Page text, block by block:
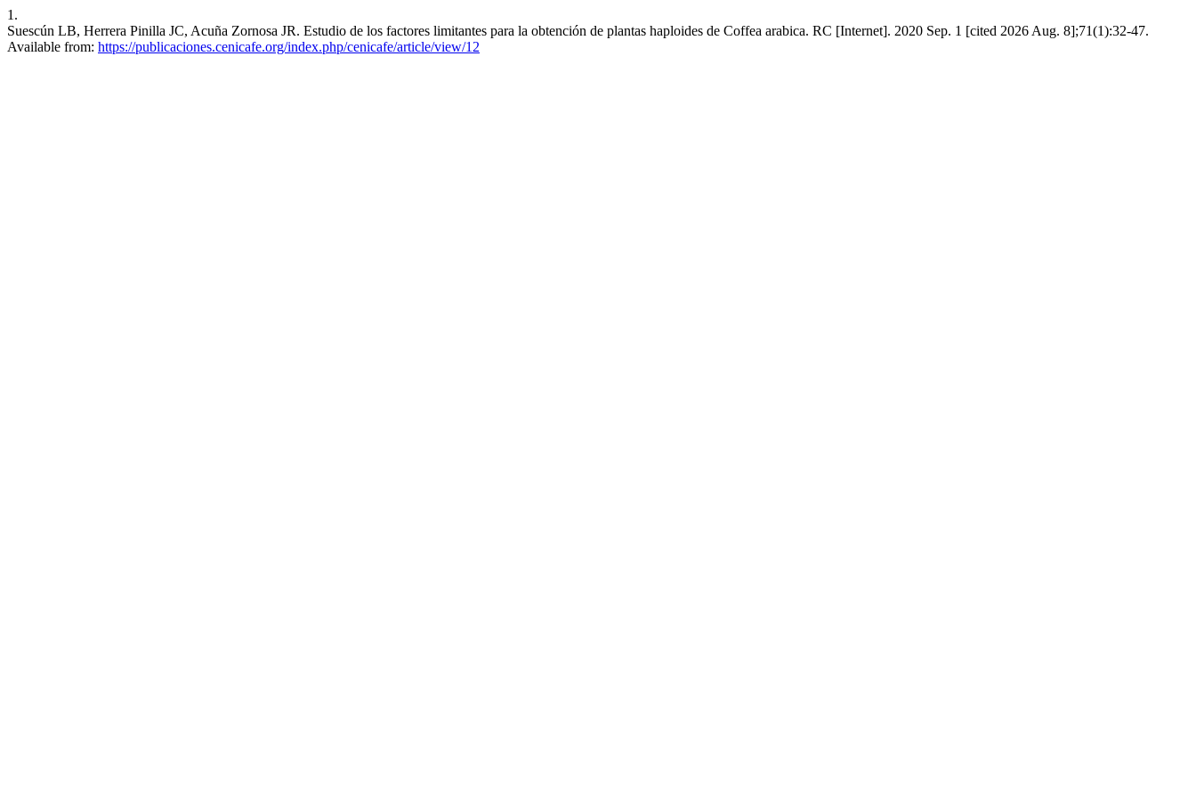
1.
Suescún LB, Herrera Pinilla JC, Acuña Zornosa JR. Estudio de los factores limitantes para la obtención de plantas haploides de Coffea arabica. RC [Internet]. 2020 Sep. 1 [cited 2026 Aug. 8];71(1):32-47.
Available from: https://publicaciones.cenicafe.org/index.php/cenicafe/article/view/12